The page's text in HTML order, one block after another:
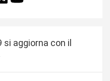
si aggiorna con il